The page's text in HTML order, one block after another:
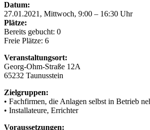
Datum:
27.01.2021, Mittwoch, 9:00 – 16:30 Uhr
Plätze:
Bereits gebucht: 0
Freie Plätze: 6
Veranstaltungsort:
Georg-Ohm-Straße 12A
65232 Taunusstein
Zielgruppen:
• Fachfirmen, die Anlagen selbst in Betrieb
• Installateure, Errichter
Voraussetzungen: